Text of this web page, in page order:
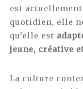
est
quotidien, elle
qu’elle est
jeune, créative
La culture